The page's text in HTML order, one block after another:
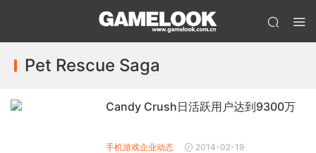
Pet Rescue Saga
Candy Crush日活跃用户达到9300万
手机游戏企业动态 2014-02-19